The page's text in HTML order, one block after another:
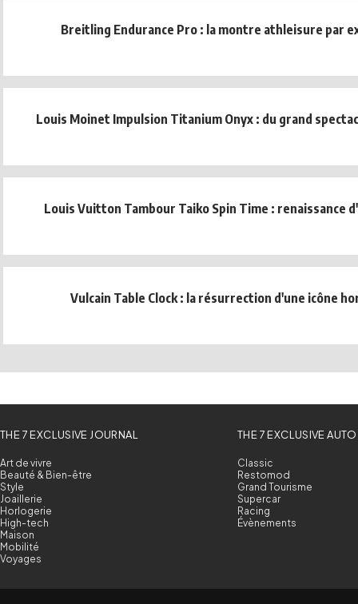
Breitling Endurance Pro : la montre athleisure par
Louis Moinet Impulsion Titanium Onyx : du grand
Louis Vuitton Tambour Taiko Spin Time : renaissance
Vulcain Table Clock : la résurrection d'une icône
THE 7 EXCLUSIVE JOURNAL
Art de vivre
Beauté & Bien-être
Style
Joaillerie
Horlogerie
High-tech
Maison
Mobilité
Voyages
THE 7 EXCLUSIVE AUTO
Classic
Restomod
Grand Tourisme
Supercar
Racing
Évènements